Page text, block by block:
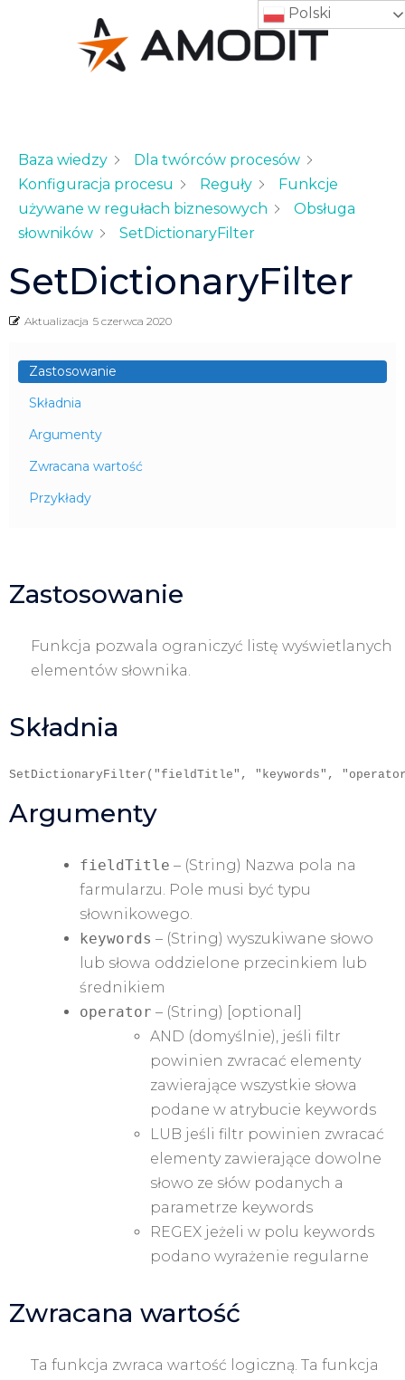
Baza wiedzy
Dla twórców procesów
Konfiguracja procesu
Reguły
Funkcje
używane w regułach biznesowych
Obsługa
słowników
SetDictionaryFilter
SetDictionaryFilter
Aktualizacja 5 czerwca 2020
Zastosowanie
Składnia
Argumenty
Zwracana wartość
Przykłady
Zastosowanie
Funkcja pozwala ograniczyć listę wyświetlanych
elementów słownika.
Składnia
SetDictionaryFilter("fieldTitle", "keywords",
Argumenty
fieldTitle – (String) Nazwa pola na
farmularzu. Pole musi być typu
słownikowego.
keywords – (String) wyszukiwane słowo
lub słowa oddzielone przecinkiem lub
średnikiem
operator – (String) [optional]
AND (domyślnie), jeśli filtr
powinien zwracać elementy
zawierające wszystkie słowa
podane w atrybucie keywords
LUB jeśli filtr powinien zwracać
elementy zawierające dowolne
słowo ze słów podanych a
parametrze keywords
REGEX jeżeli w polu keywords
podano wyrażenie regularne
Zwracana wartość
Ta funkcja zwraca wartość logiczną. Ta funkcja
Polski